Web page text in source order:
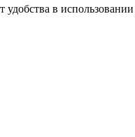
в